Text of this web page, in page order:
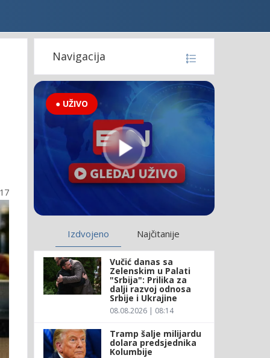
Navigacija
● UŽIVO
Izdvojeno Najčitanije
Vučić danas sa
Zelenskim u Palati
"Srbija": Prilika za
dalji razvoj odnosa
Srbije i Ukrajine
08.08.2026 | 08:14
Tramp šalje milijardu
dolara predsjednika
Kolumbije